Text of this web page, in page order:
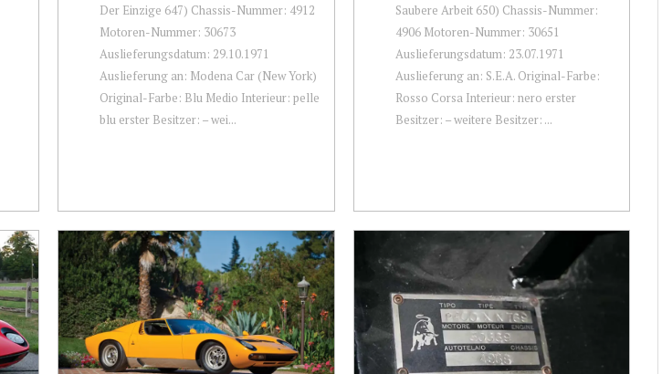
Der Einzige 647) Chassis-Nummer: 4912
Motoren-Nummer: 30673
Auslieferungsdatum: 29.10.1971
Auslieferung an: Modena Car (New York)
Original-Farbe: Blu Medio Interieur: pelle
blu erster Besitzer: – wei...
Saubere Arbeit 650) Chassis-Nummer:
4906 Motoren-Nummer: 30651
Auslieferungsdatum: 23.07.1971
Auslieferung an: S.E.A. Original-Farbe:
Rosso Corsa Interieur: nero erster
Besitzer: – weitere Besitzer: ...